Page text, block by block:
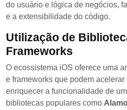
do usuário e lógica de negócios,
e a extensibilidade do código.
Utilização de
Frameworks
O ecossistema iOS oferece uma
e frameworks que podem
enriquecer a funcionalidade de
bibliotecas populares como